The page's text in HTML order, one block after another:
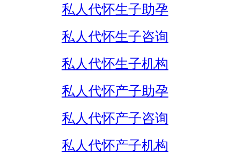
私人代怀生子助孕
私人代怀生子咨询
私人代怀生子机构
私人代怀产子助孕
私人代怀产子咨询
私人代怀产子机构